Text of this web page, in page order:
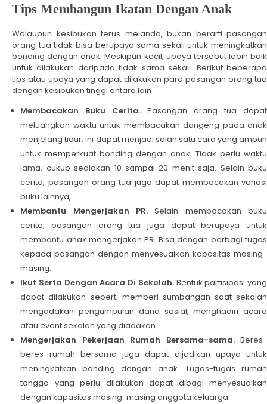
Tips Membangun Ikatan Dengan Anak
Walaupun kesibukan terus melanda, bukan berarti pasangan
orang tua tidak bisa berupaya sama sekali untuk meningkatkan
bonding dengan anak. Meskipun kecil, upaya tersebut lebih baik
untuk dilakukan daripada tidak sama sekali. Berikut beberapa
tips atau upaya yang dapat dilakukan para pasangan orang tua
dengan kesibukan tinggi antara lain :
Membacakan Buku Cerita.Pasangan orang tua dapat
meluangkan waktu untuk membacakan dongeng pada anak
menjelang tidur. Ini dapat menjadi salah satu cara yang ampuh
untuk memperkuat bonding dengan anak. Tidak perlu waktu
lama, cukup sediakan 10 sampai 20 menit saja. Selain buku
cerita, pasangan orang tua juga dapat membacakan variasi
buku lainnya,
Membantu Mengerjakan PR.Selain membacakan buku
cerita, pasangan orang tua juga dapat berupaya untuk
membantu anak mengerjakan PR. Bisa dengan berbagi tugas
kepada pasangan dengan menyesuaikan kapasitas masing-
masing.
Ikut Serta Dengan Acara Di Sekolah. Bentuk partisipasi yang
dapat dilakukan seperti memberi sumbangan saat sekolah
mengadakan pengumpulan dana sosial, menghadiri acara
atau event sekolah yang diadakan.
Mengerjakan Pekerjaan Rumah Bersama-sama. Beres-
beres rumah bersama juga dapat dijadikan upaya untuk
meningkatkan bonding dengan anak. Tugas-tugas rumah
tangga yang perlu dilakukan dapat dibagi menyesuaikan
dengan kapasitas masing-masing anggota keluarga.